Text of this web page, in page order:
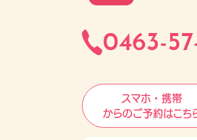
0463-
スマホ・携帯
からのご予約はこち